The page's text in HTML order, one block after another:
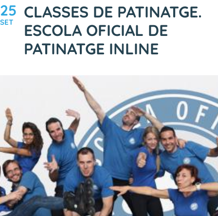
25
SET
CLASSES DE PATINATGE.
ESCOLA OFICIAL DE
PATINATGE INLINE